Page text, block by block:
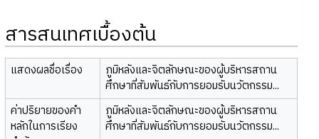
สารสนเทศเบื้องต้น
แสดงผลชื่อเรื่อง
ภูมิหลังและจิตลักษณะของผู้บริหารสถาน
ศึกษาที่สัมพันธ์กับการยอมรับนวัตกรรม...
ค่าปริยายของคำ
หลักในการเรียง
ภูมิหลังและจิตลักษณะของผู้บริหารสถาน
ศึกษาที่สัมพันธ์กับการยอมรับนวัตกรรม...